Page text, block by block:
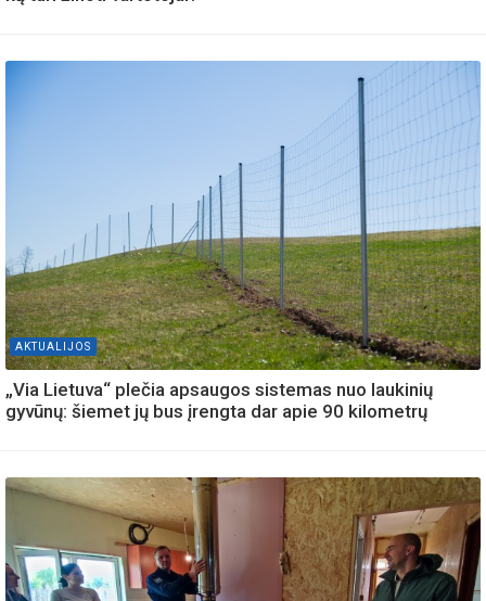
AKTUALIJOS
„Via Lietuva“ plečia apsaugos sistemas nuo laukinių
gyvūnų: šiemet jų bus įrengta dar apie 90 kilometrų